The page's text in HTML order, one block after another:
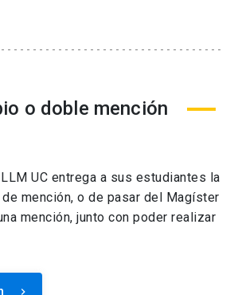
o doble mención
UC entrega a sus estudiantes la
mención, o de pasar del Magíster
mención, junto con poder realizar
keyboard_arrow_right